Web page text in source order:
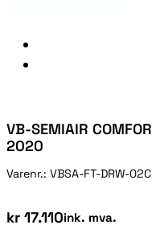
VB-SEMIAIR
2020
Varenr.: VBSA-FT-DRW-02C
kr 17.110ink. mva.